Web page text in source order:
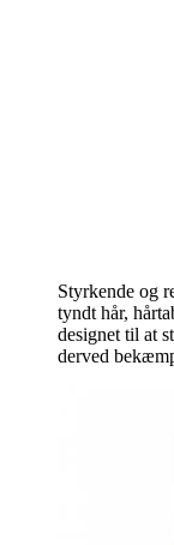
Styrkende og
tyndt hår,
designet til at
derved